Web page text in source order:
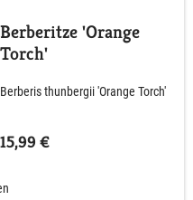
Berberitze 'Orange
Torch'
Berberis thunbergii 'Orange Torch'
15,99 €